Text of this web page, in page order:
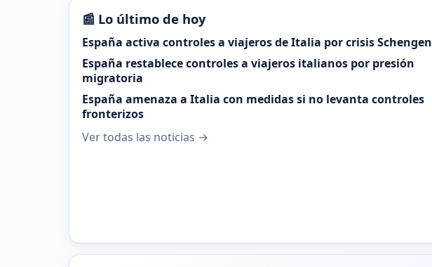
📰 Lo último de hoy
España activa controles a viajeros de Italia por crisis Schengen
España restablece controles a viajeros italianos por presión
migratoria
España amenaza a Italia con medidas si no levanta controles
fronterizos
Ver todas las noticias →